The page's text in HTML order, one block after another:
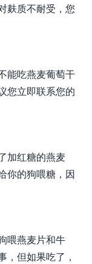
麸质不耐受，您
能吃燕麦葡萄干
您立即联系您的
加红糖的燕麦
你的狗喂糖，因
喂燕麦片和牛
，但如果吃了，